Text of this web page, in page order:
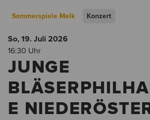
Sommerspiele Melk Konzert
So, 19. Juli 2026
16:30 Uhr
JUNGE
E